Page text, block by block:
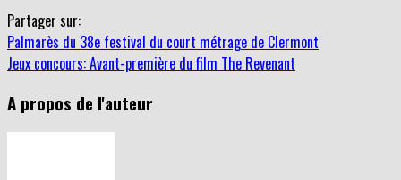
Partager sur:
Palmarès du 38e festival du court métrage de Clermont
Jeux concours: Avant-première du film The Revenant
A propos de l'auteur